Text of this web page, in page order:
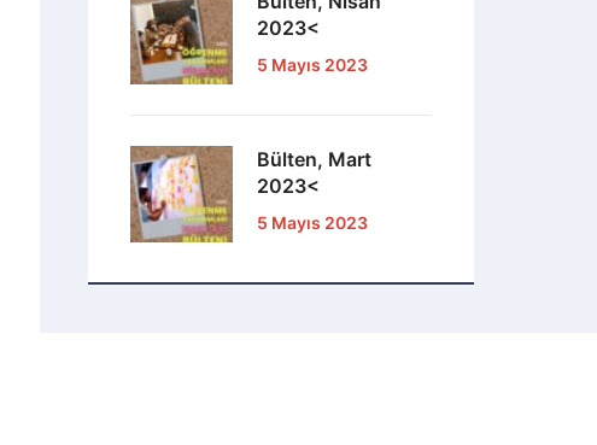
2023<
5 Mayıs 2023
Bülten, Mart
2023<
5 Mayıs 2023